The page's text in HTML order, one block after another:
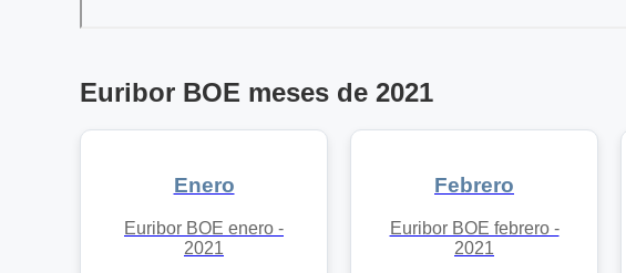
Euribor BOE meses de 2021
Enero
Euribor BOE enero -
2021
Febrero
Euribor BOE febrero -
2021